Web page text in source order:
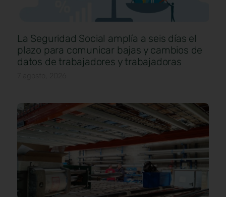
La Seguridad Social amplía a seis días el
plazo para comunicar bajas y cambios de
datos de trabajadores y trabajadoras